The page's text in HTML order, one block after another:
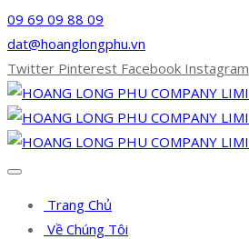
09 69 09 88 09
dat@hoanglongphu.vn
Twitter Pinterest Facebook Instagram
Trang Chủ
Về Chúng Tôi